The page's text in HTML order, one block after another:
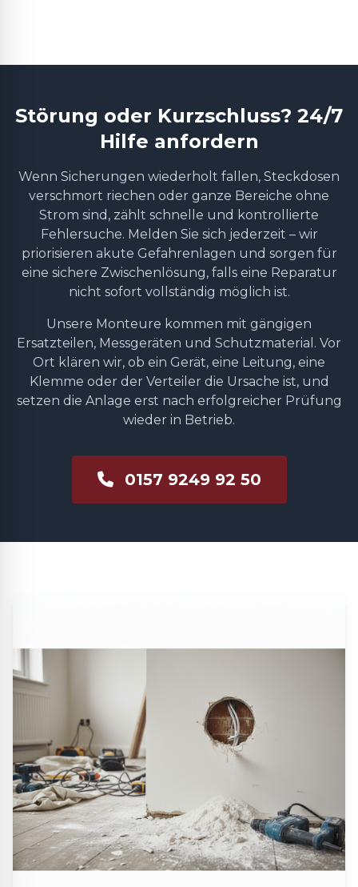
Störung oder Kurzschluss? 24/7
Hilfe anfordern
Wenn Sicherungen wiederholt fallen, Steckdosen
verschmort riechen oder ganze Bereiche ohne
Strom sind, zählt schnelle und kontrollierte
Fehlersuche. Melden Sie sich jederzeit – wir
priorisieren akute Gefahrenlagen und sorgen für
eine sichere Zwischenlösung, falls eine Reparatur
nicht sofort vollständig möglich ist.
Unsere Monteure kommen mit gängigen
Ersatzteilen, Messgeräten und Schutzmaterial. Vor
Ort klären wir, ob ein Gerät, eine Leitung, eine
Klemme oder der Verteiler die Ursache ist, und
setzen die Anlage erst nach erfolgreicher Prüfung
wieder in Betrieb.
0157 9249 92 50